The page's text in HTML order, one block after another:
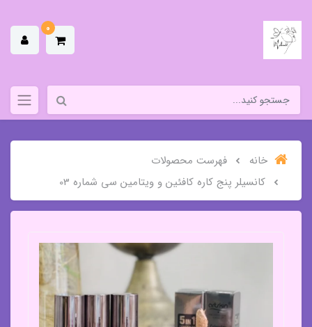
0
خانه
فهرست محصولات
کانسیلر پنج کاره کافئین و ویتامین سی شماره 03